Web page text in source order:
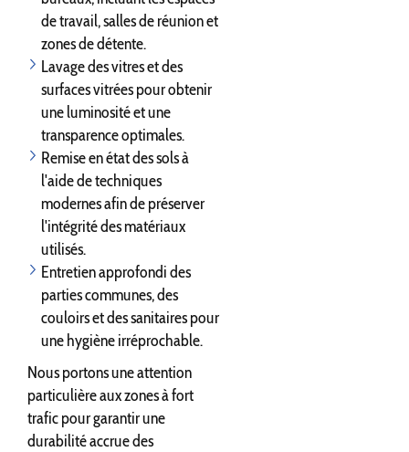
de travail, salles de réunion et
zones de détente.
Lavage des vitres et des
surfaces vitrées pour obtenir
une luminosité et une
transparence optimales.
Remise en état des sols à
l'aide de techniques
modernes afin de préserver
l'intégrité des matériaux
utilisés.
Entretien approfondi des
parties communes, des
couloirs et des sanitaires pour
une hygiène irréprochable.
Nous portons une attention
particulière aux zones à fort
trafic pour garantir une
durabilité accrue des